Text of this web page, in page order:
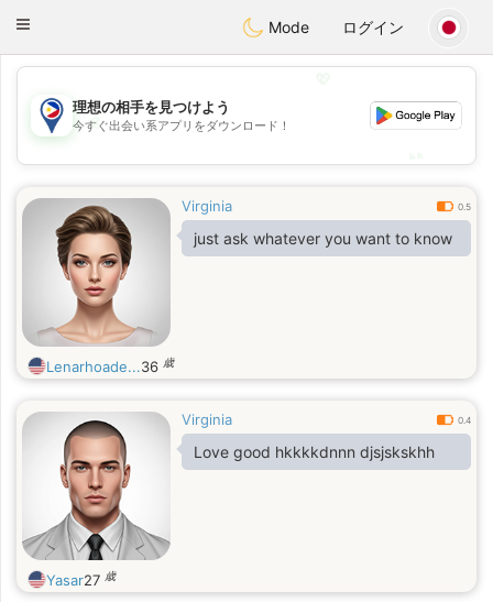
PhilippinesChat
Toggle
Mode ログイン
💖
💕
理想の相手を見つけよう
今すぐ出会い系アプリをダウンロード！
Virginia 0.5
just ask whatever you want to know
Lenarhoade...36 歳
Virginia 0.4
Love good hkkkkdnnn djsjskskhh
Yasar27 歳